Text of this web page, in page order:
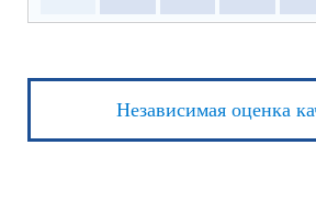
Независимая оценка